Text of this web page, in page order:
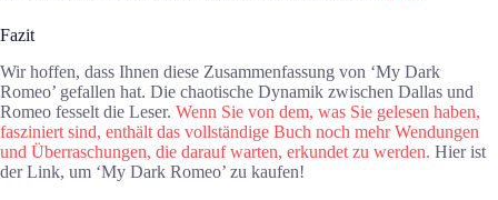
Fazit
Wir hoffen, dass Ihnen diese Zusammenfassung von ‘My Dark
Romeo’ gefallen hat. Die chaotische Dynamik zwischen Dallas und
Romeo fesselt die Leser. Wenn Sie von dem, was Sie gelesen haben,
fasziniert sind, enthält das vollständige Buch noch mehr Wendungen
und Überraschungen, die darauf warten, erkundet zu werden. Hier ist
der Link, um ‘My Dark Romeo’ zu kaufen!